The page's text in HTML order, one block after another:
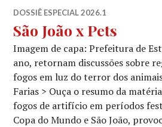
DOSSIÊ ESPECIAL 2026.1
São João x Pets
Imagem de capa: Prefeitura de
ano, retornam discussões sobre
fogos em luz do terror dos
Farias > Ouça o resumo da
fogos de artifício em períodos
Copa do Mundo e São João,